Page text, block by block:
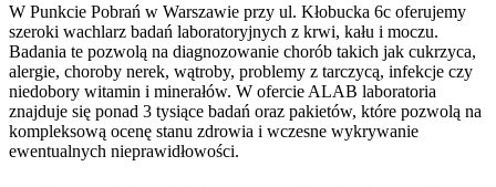
W Punkcie Pobrań w Warszawie przy ul. Kłobucka 6c oferujemy
szeroki wachlarz badań laboratoryjnych z krwi, kału i moczu.
Badania te pozwolą na diagnozowanie chorób takich jak cukrzyca,
alergie, choroby nerek, wątroby, problemy z tarczycą, infekcje czy
niedobory witamin i minerałów. W ofercie ALAB laboratoria
znajduje się ponad 3 tysiące badań oraz pakietów, które pozwolą na
kompleksową ocenę stanu zdrowia i wczesne wykrywanie
ewentualnych nieprawidłowości.